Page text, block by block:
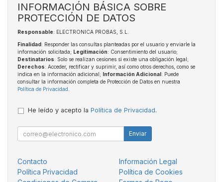
INFORMACIÓN BÁSICA SOBRE
PROTECCIÓN DE DATOS
Responsable: ELECTRONICA PROBAS, S.L.
Finalidad: Responder las consultas planteadas por el usuario y enviarle la
información solicitada; Legitimación: Consentimiento del usuario;
Destinatarios: Solo se realizan cesiones si existe una obligación legal;
Derechos: Acceder, rectificar y suprimir, así como otros derechos, como se
indica en la información adicional; Información Adicional: Puede
consultar la información completa de Protección de Datos en nuestra
Política de Privacidad
He leído y acepto la Política de Privacidad.
Enviar
Contacto
Información Legal
Política Privacidad
Política de Cookies